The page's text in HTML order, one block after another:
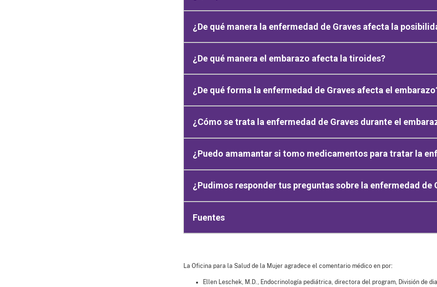
¿De qué manera la enfermedad de Graves afecta la
¿De qué manera el embarazo afecta la tiroides?
¿De qué forma la enfermedad de Graves afecta el
¿Cómo se trata la enfermedad de Graves durante el
¿Puedo amamantar si tomo medicamentos para tratar la
¿Pudimos responder tus preguntas sobre la enfermedad de
Fuentes
La Oficina para la Salud de la Mujer agradece el comentario médico en por:
Ellen Leschek, M.D., Endocrinología pediátrica, directora del program, División de